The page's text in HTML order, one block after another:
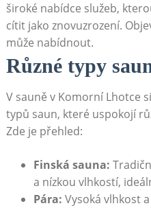
široké nabídce služeb,
cítit jako znovuzrození.
může nabídnout.
Různé typy
V sauně v Komorní Lhotce
typů saun, které uspokojí
Zde je přehled:
Finská sauna:
a nízkou vlhkostí,
Pára: Vysoká vlhkost